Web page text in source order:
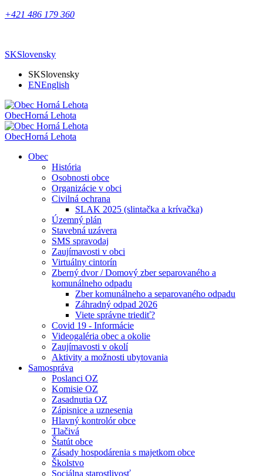
+421 486 179 360
SKSlovensky
SKSlovensky
ENEnglish
ObecHorná Lehota
ObecHorná Lehota
Obec
História
Osobnosti obce
Organizácie v obci
Civilná ochrana
SLAK 2025 (slintačka a krívačka)
Územný plán
Stavebná uzávera
SMS spravodaj
Zaujímavosti v obci
Virtuálny cintorín
Zberný dvor / Domový zber separovaného a
komunálneho odpadu
Zber komunálneho a separovaného odpadu
Záhradný odpad 2026
Viete správne triediť?
Covid 19 - Informácie
Videogaléria obec a okolie
Zaujímavosti v okolí
Aktivity a možnosti ubytovania
Samospráva
Poslanci OZ
Komisie OZ
Zasadnutia OZ
Zápisnice a uznesenia
Hlavný kontrolór obce
Tlačivá
Štatút obce
Zásady hospodárenia s majetkom obce
Školstvo
Sociálna starostlivosť